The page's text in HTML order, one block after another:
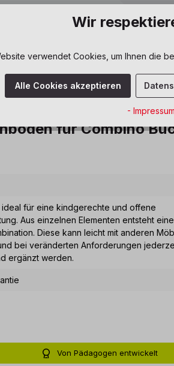
Zertifizierung
für Combino
ideal für eine kindgerechte und offene
Aus einzelnen Elementen entsteht eine
Diese kann leicht mit anderen
bei veränderten Anforderungen
ergänzt werden.
Von Pädagogen entwickelt
Wir
verwendet Cookies, um Ihnen die
Alle Cookies akzeptieren
- Impressum